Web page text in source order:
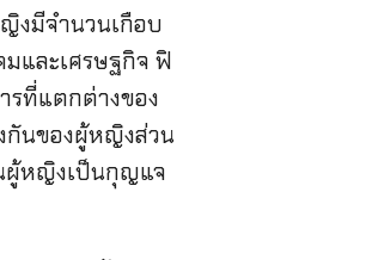
ญิงมีจำนวนเกือบ
และเศรษฐกิจ ฟิ
รที่แตกต่างของ
กันของผู้หญิงส่วน
ผู้หญิงเป็นกุญแจ